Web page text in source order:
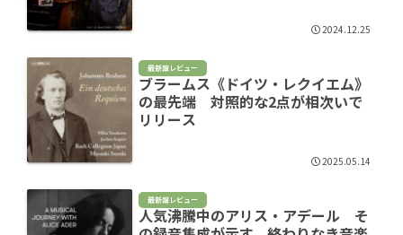
2024.12.25
最新盤レビュー
ブラームス《ドイツ・レクイエム》
の最先端 対照的な2点が相次いで
リリース
2025.05.14
最新盤レビュー
人気沸騰中のアリス・アデール そ